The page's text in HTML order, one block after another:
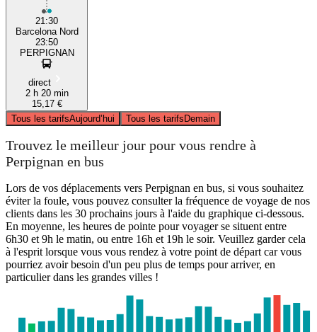
21:30
Barcelona Nord
23:50
PERPIGNAN
direct
2 h 20 min
15,17 €
Tous les tarifsAujourd’hui Tous les tarifsDemain
Trouvez le meilleur jour pour vous rendre à
Perpignan en bus
Lors de vos déplacements vers Perpignan en bus, si vous souhaitez
éviter la foule, vous pouvez consulter la fréquence de voyage de nos
clients dans les 30 prochains jours à l'aide du graphique ci-dessous.
En moyenne, les heures de pointe pour voyager se situent entre
6h30 et 9h le matin, ou entre 16h et 19h le soir. Veuillez garder cela
à l'esprit lorsque vous vous rendez à votre point de départ car vous
pourriez avoir besoin d'un peu plus de temps pour arriver, en
particulier dans les grandes villes !